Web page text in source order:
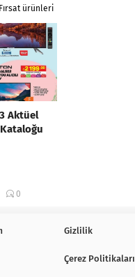
ürünleri
Aktüel
0
Gizlilik
Çerez Politikaları